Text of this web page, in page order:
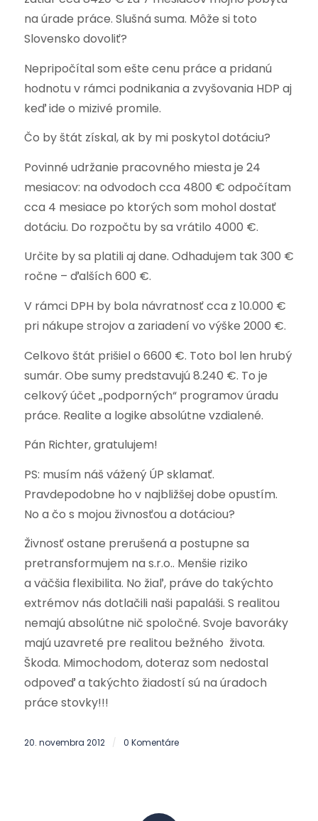
na úrade práce. Slušná suma. Môže si toto
Slovensko dovoliť?
Nepripočítal som ešte cenu práce a pridanú
hodnotu v rámci podnikania a zvyšovania HDP aj
keď ide o mizivé promile.
Čo by štát získal, ak by mi poskytol dotáciu?
Povinné udržanie pracovného miesta je 24
mesiacov: na odvodoch cca 4800 € odpočítam
cca 4 mesiace po ktorých som mohol dostať
dotáciu. Do rozpočtu by sa vrátilo 4000 €.
Určite by sa platili aj dane. Odhadujem tak 300 €
ročne – ďalších 600 €.
V rámci DPH by bola návratnosť cca z 10.000 €
pri nákupe strojov a zariadení vo výške 2000 €.
Celkovo štát prišiel o 6600 €. Toto bol len hrubý
sumár. Obe sumy predstavujú 8.240 €. To je
celkový účet „podporných“ programov úradu
práce. Realite a logike absolútne vzdialené.
Pán Richter, gratulujem!
PS: musím náš vážený ÚP sklamať.
Pravdepodobne ho v najbližšej dobe opustím.
No a čo s mojou živnosťou a dotáciou?
Živnosť ostane prerušená a postupne sa
pretransformujem na s.r.o.. Menšie riziko
a väčšia flexibilita. No žiaľ, práve do takýchto
extrémov nás dotlačili naši papaláši. S realitou
nemajú absolútne nič spoločné. Svoje bavoráky
majú uzavreté pre realitou bežného života.
Škoda. Mimochodom, doteraz som nedostal
odpoveď a takýchto žiadostí sú na úradoch
práce stovky!!!
20. novembra 2012 / 0 Komentáre